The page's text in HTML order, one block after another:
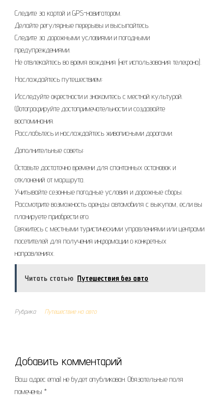
Следите за картой и GPS-навигатором.
Делайте регулярные перерывы и высыпайтесь.
Следите за дорожными условиями и погодными
предупреждениями.
Не отвлекайтесь во время вождения (нет использования телефона).
Наслаждайтесь путешествием:
Исследуйте окрестности и знакомтесь с местной культурой.
Фотографируйте достопримечательности и создавайте
воспоминания.
Расслабьтесь и наслаждайтесь живописными дорогами.
Дополнительные советы:
Оставьте достаточно времени для спонтанных остановок и
отклонений от маршрута.
Учитывайте сезонные погодные условия и дорожные сборы.
Рассмотрите возможность аренды автомобиля с выкупом, если вы
планируете приобрести его.
Свяжитесь с местными туристическими управлениями или центрами
посетителей для получения информации о конкретных
направлениях.
Читать статью Путешествия без авто
Рубрика Путешествие на авто
Добавить комментарий
Ваш адрес email не будет опубликован. Обязательные поля
помечены *